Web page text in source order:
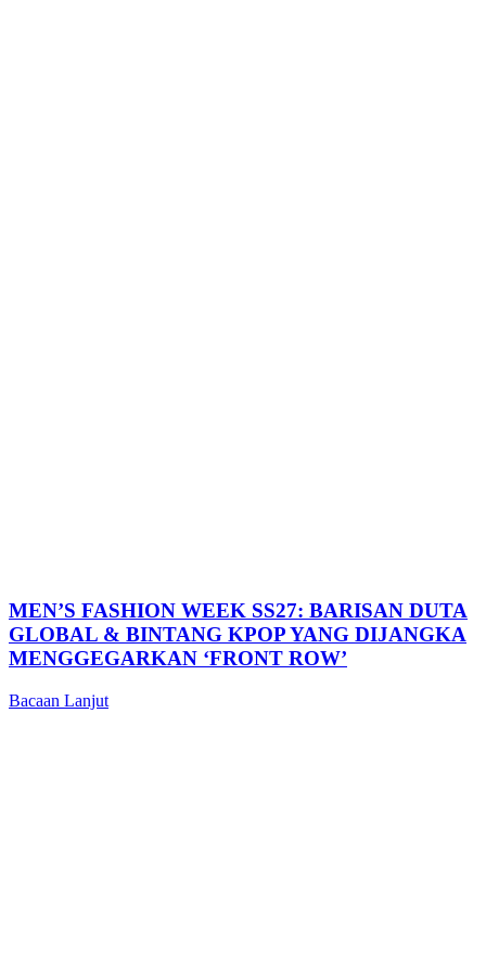
MEN’S FASHION WEEK SS27: BARISAN DUTA
GLOBAL & BINTANG KPOP YANG DIJANGKA
MENGGEGARKAN ‘FRONT ROW’
Bacaan Lanjut